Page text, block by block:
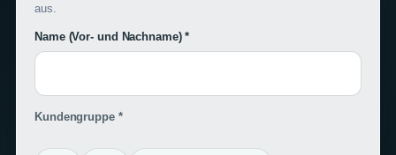
aus.
Name (Vor- und Nachname) *
Kundengruppe *